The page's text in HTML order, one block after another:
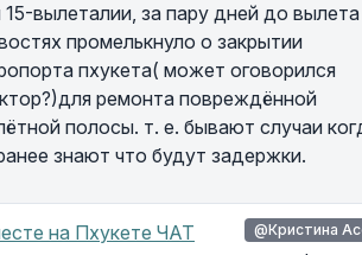
вылеталии, за пару дней до
промелькнуло о закрытии
пхукета( может оговорился
ремонта повреждённой
полосы. т. е. бывают случаи
знают что будут задержки.
на Пхукете ЧАТ @Кристина